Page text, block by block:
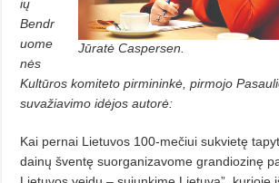
Jūratė Caspersen.
ių
Bendr
uome
nės
Kultūros komiteto pirmininkė, pirmojo
suvažiavimo idėjos autorė:
Kai pernai Lietuvos 100-mečiui sukvietę
dainų šventę suorganizavome grandiozinę